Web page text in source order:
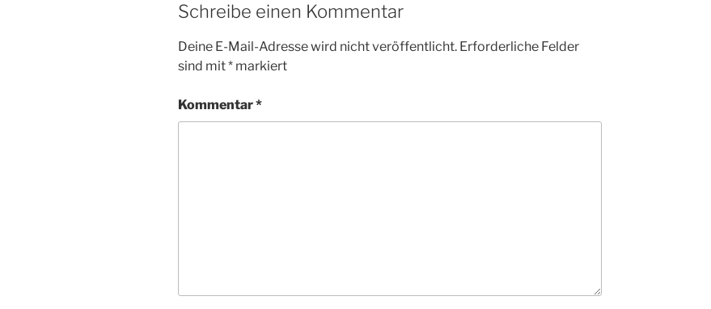
Schreibe einen Kommentar
Deine E-Mail-Adresse wird nicht veröffentlicht. Erforderliche Felder
sind mit* markiert
Kommentar*